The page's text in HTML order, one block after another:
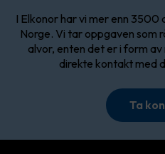
I Elkonor har vi mer enn
Norge. Vi tar oppgaven som
alvor, enten det er i form
direkte kontakt med
Ta